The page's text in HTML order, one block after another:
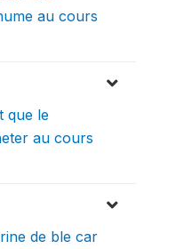
au cours
que le
au cours
de ble car